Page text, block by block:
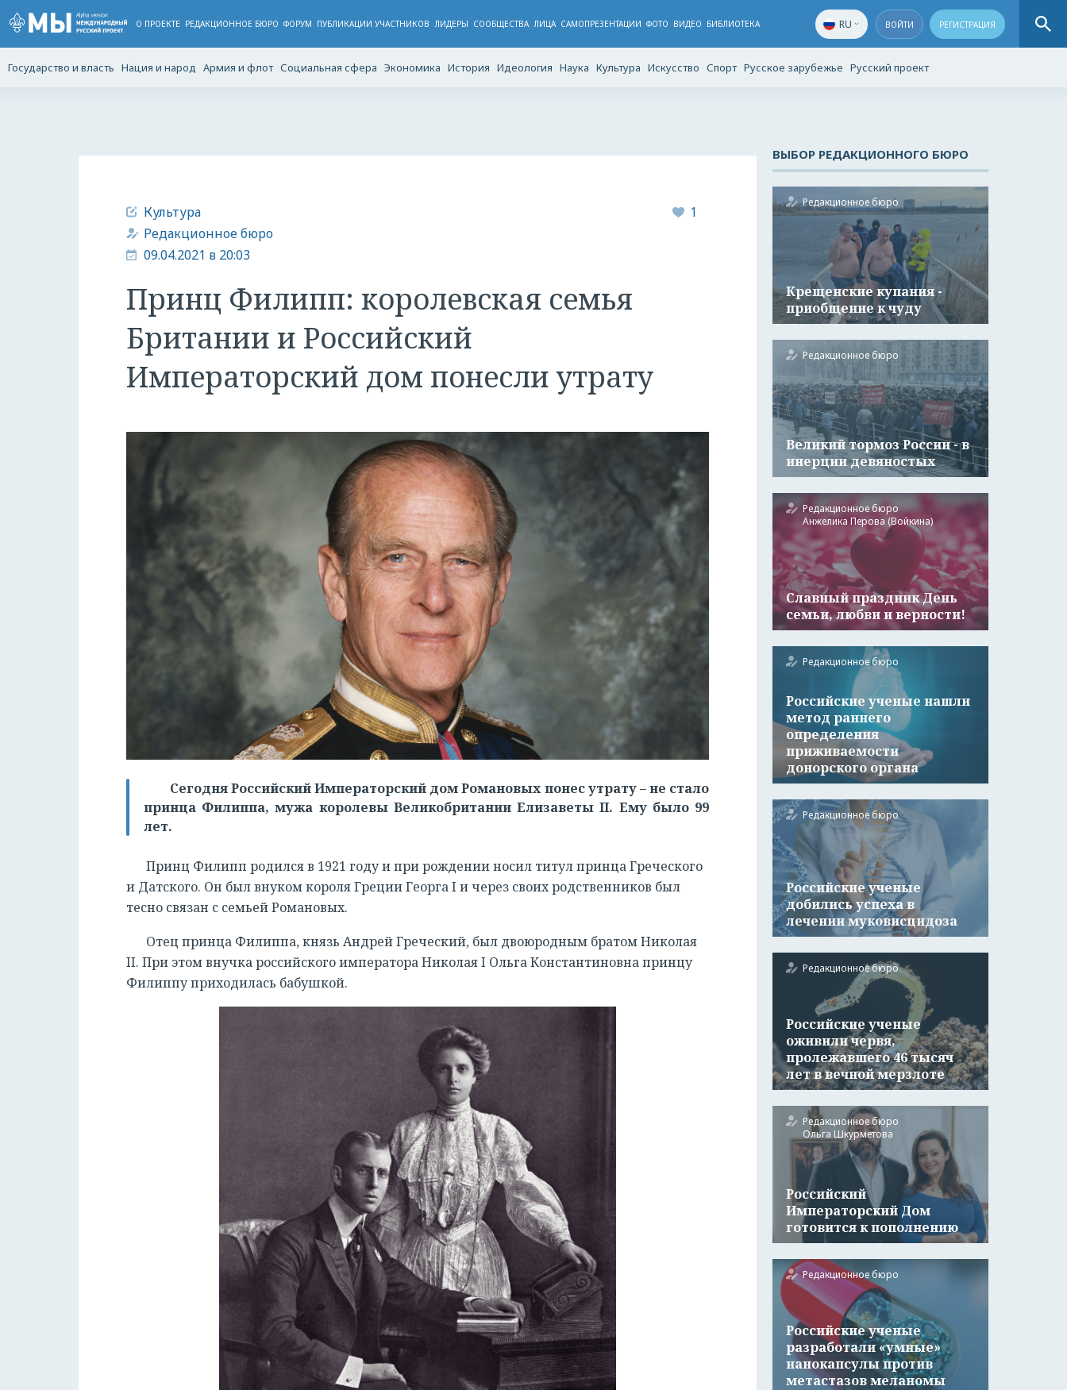
О ПРОЕКТЕ РЕДАКЦИОННОЕ БЮРО ФОРУМ ПУБЛИКАЦИИ УЧАСТНИКОВ ЛИДЕРЫ CООБЩЕСТВА ЛИЦА САМОПРЕЗЕНТАЦИИ ФОТО ВИДЕО БИБЛИОТЕКА RU ВОЙТИ РЕГИСТРАЦИЯ
Государство и власть Нация и народ Армия и флот Социальная сфера Экономика История Идеология Наука Культура Искусство Спорт Русское зарубежье Русский проект
Культура
Редакционное бюро
09.04.2021 в 20:03
1
Принц Филипп: королевская семья
Британии и Российский
Императорский дом понесли утрату
Сегодня Российский Императорский дом Романовых понес утрату – не стало
принца Филиппа, мужа королевы Великобритании Елизаветы II. Ему было 99
лет.
Принц Филипп родился в 1921 году и при рождении носил титул принца Греческого
и Датского. Он был внуком короля Греции Георга I и через своих родственников был
тесно связан с семьей Романовых.
Отец принца Филиппа, князь Андрей Греческий, был двоюродным братом Николая
II. При этом внучка российского императора Николая I Ольга Константиновна принцу
Филиппу приходилась бабушкой.
ВЫБОР РЕДАКЦИОННОГО БЮРО
Редакционное бюро
Крещенские купания -
приобщение к чуду
Редакционное бюро
Великий тормоз России - в
инерции девяностых
Редакционное бюро
Анжелика Перова (Войкина)
Славный праздник День
семьи, любви и верности!
Редакционное бюро
Российские ученые нашли
метод раннего
определения
приживаемости
донорского органа
Редакционное бюро
Российские ученые
добились успеха в
лечении муковисцидоза
Редакционное бюро
Российские ученые
оживили червя,
пролежавшего 46 тысяч
лет в вечной мерзлоте
Редакционное бюро
Ольга Шкурметова
Российский
Императорский Дом
готовится к пополнению
Редакционное бюро
Российские ученые
разработали «умные»
нанокапсулы против
метастазов меланомы